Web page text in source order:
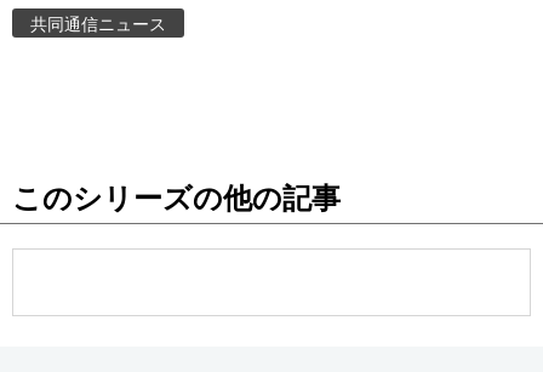
Images
お知らせ
公式SNS
共同通信ニュース
このシリーズの他の記事